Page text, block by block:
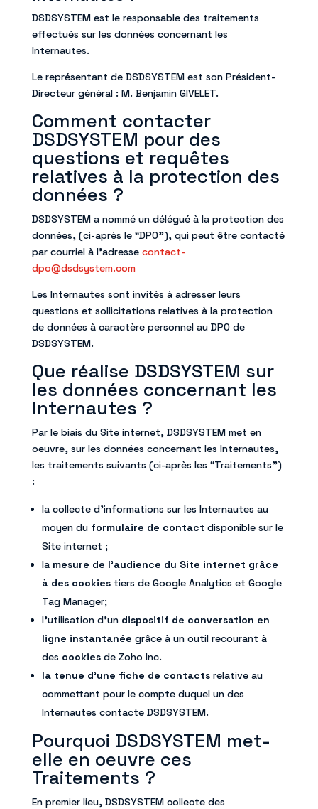
DSDSYSTEM est le responsable des traitements
effectués sur les données concernant les
Internautes.
Le représentant de DSDSYSTEM est son Président-
Directeur général : M. Benjamin GIVELET.
Comment contacter
DSDSYSTEM pour des
questions et requêtes
relatives à la protection des
données ?
DSDSYSTEM a nommé un délégué à la protection des
données, (ci-après le “DPO”), qui peut être contacté
par courriel à l’adresse contact-
dpo@dsdsystem.com
Les Internautes sont invités à adresser leurs
questions et sollicitations relatives à la protection
de données à caractère personnel au DPO de
DSDSYSTEM.
Que réalise DSDSYSTEM sur
les données concernant les
Internautes ?
Par le biais du Site internet, DSDSYSTEM met en
oeuvre, sur les données concernant les Internautes,
les traitements suivants (ci-après les “Traitements”)
:
la collecte d’informations sur les Internautes au
moyen du formulaire de contact disponible sur le
Site internet ;
la mesure de l’audience du Site internet grâce
à des cookies tiers de Google Analytics et Google
Tag Manager;
l’utilisation d’un dispositif de conversation en
ligne instantanée grâce à un outil recourant à
des cookies de Zoho Inc.
la tenue d’une fiche de contacts relative au
commettant pour le compte duquel un des
Internautes contacte DSDSYSTEM.
Pourquoi DSDSYSTEM met-
elle en oeuvre ces
Traitements ?
En premier lieu, DSDSYSTEM collecte des